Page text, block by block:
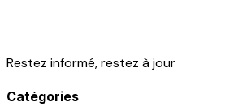
Restez informé, restez à jour
Catégories